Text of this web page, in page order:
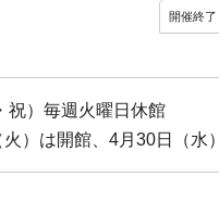
開催終了
祝）毎週火曜日休館
）は開館、4月30日（水